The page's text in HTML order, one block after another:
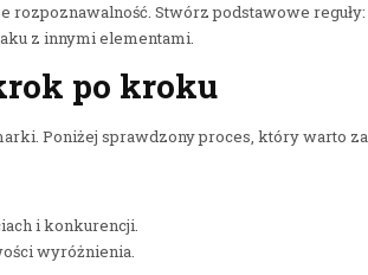
rozpoznawalność. Stwórz podstawowe
z innymi elementami.
po kroku
Poniżej sprawdzony proces, który warto
i konkurencji.
wyróżnienia.